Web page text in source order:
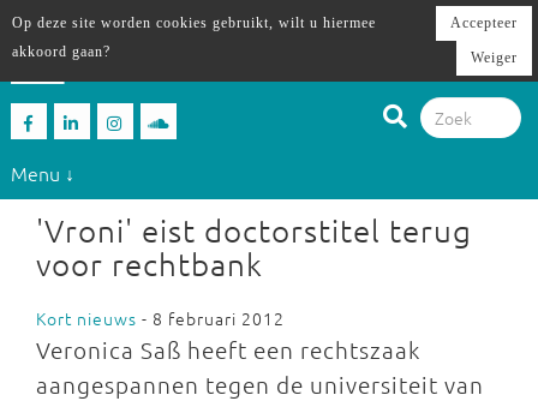
Menu ↓
'Vroni' eist doctorstitel terug
voor rechtbank
Kort nieuws - 8 februari 2012
Veronica Saß heeft een rechtszaak
aangespannen tegen de universiteit van
Op deze site worden cookies gebruikt, wilt u hiermee
akkoord gaan?
Accepteer
Weiger